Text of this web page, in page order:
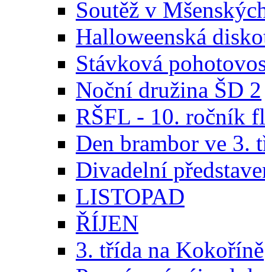
Soutěž v
Halloweenská
Stávková
Noční družina ŠD 2
RŠFL - 10. ročník
Den brambor ve 3.
Divadelní
LISTOPAD
ŘÍJEN
3. třída na Kokoříně